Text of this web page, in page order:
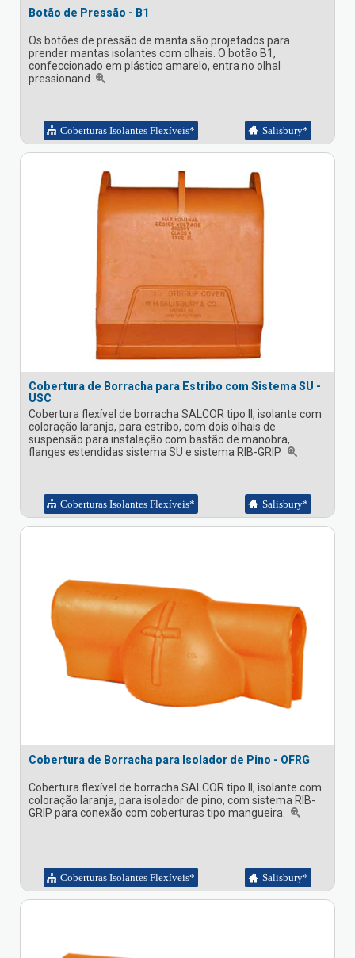
Botão de Pressão - B1
Os botões de pressão de manta são projetados para
prender mantas isolantes com olhais. O botão B1,
confeccionado em plástico amarelo, entra no olhal
pressionand
Coberturas Isolantes Flexíveis* Salisbury*
Cobertura de Borracha para Estribo com Sistema SU -
USC
Cobertura flexível de borracha SALCOR tipo II, isolante com
coloração laranja, para estribo, com dois olhais de
suspensão para instalação com bastão de manobra,
flanges estendidas sistema SU e sistema RIB-GRIP.
Coberturas Isolantes Flexíveis* Salisbury*
Cobertura de Borracha para Isolador de Pino - OFRG
Cobertura flexível de borracha SALCOR tipo II, isolante com
coloração laranja, para isolador de pino, com sistema RIB-
GRIP para conexão com coberturas tipo mangueira.
Coberturas Isolantes Flexíveis* Salisbury*